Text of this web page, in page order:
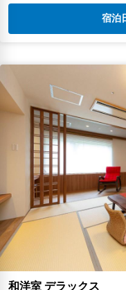
宿泊
和洋室 デラックス